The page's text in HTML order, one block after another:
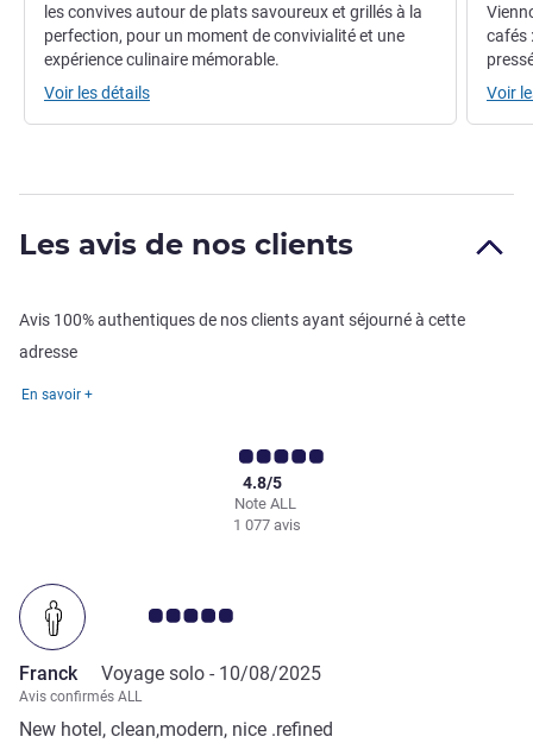
les convives autour de plats savoureux et grillés à la
perfection, pour un moment de convivialité et une
expérience culinaire mémorable.
Voir les détails
cafés
Voir
Les avis de nos clients
Avis 100% authentiques de nos clients ayant séjourné à cette
adresse
En savoir +
Note ALL
4.8/5
1 077 avis
Note Avis clients 5.0/5
Franck Voyage solo - 10/08/2025
Avis confirmés ALL
New hotel, clean,modern, nice .refined